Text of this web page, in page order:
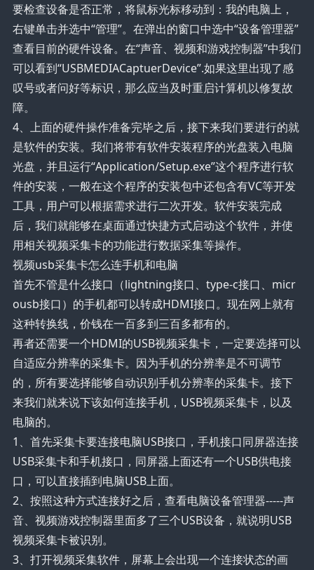
要检查设备是否正常，将鼠标光标移动到：我的电脑上，
右键单击并选中“管理”。在弹出的窗口中选中“设备管理器”
查看目前的硬件设备。在“声音、视频和游戏控制器”中我们
可以看到“USBMEDIACaptuerDevice”.如果这里出现了感
叹号或者问好等标识，那么应当及时重启计算机以修复故
障。
4、上面的硬件操作准备完毕之后，接下来我们要进行的就
是软件的安装。我们将带有软件安装程序的光盘装入电脑
光盘，并且运行“Application/Setup.exe”这个程序进行软
件的安装，一般在这个程序的安装包中还包含有VC等开发
工具，用户可以根据需求进行二次开发。软件安装完成
后，我们就能够在桌面通过快捷方式启动这个软件，并使
用相关视频采集卡的功能进行数据采集等操作。
视频usb采集卡怎么连手机和电脑
首先不管是什么接口（lightning接口、type-c接口、micr
ousb接口）的手机都可以转成HDMI接口。现在网上就有
这种转换线，价钱在一百多到三百多都有的。
再者还需要一个HDMI的USB视频采集卡，一定要选择可以
自适应分辨率的采集卡。因为手机的分辨率是不可调节
的，所有要选择能够自动识别手机分辨率的采集卡。接下
来我们就来说下该如何连接手机，USB视频采集卡，以及
电脑的。
1、首先采集卡要连接电脑USB接口，手机接口同屏器连接
USB采集卡和手机接口，同屏器上面还有一个USB供电接
口，可以直接插到电脑USB上面。
2、按照这种方式连接好之后，查看电脑设备管理器-----声
音、视频游戏控制器里面多了三个USB设备，就说明USB
视频采集卡被识别。
3、打开视频采集软件，屏幕上会出现一个连接状态的画